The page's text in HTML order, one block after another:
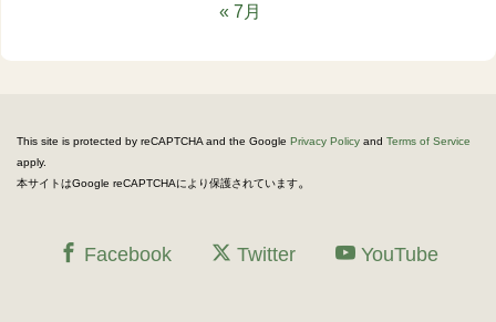
« 7月
This site is protected by reCAPTCHA and the Google Privacy Policy and Terms of Service
apply.
本サイトはGoogle reCAPTCHAにより保護されています。
Facebook Twitter YouTube